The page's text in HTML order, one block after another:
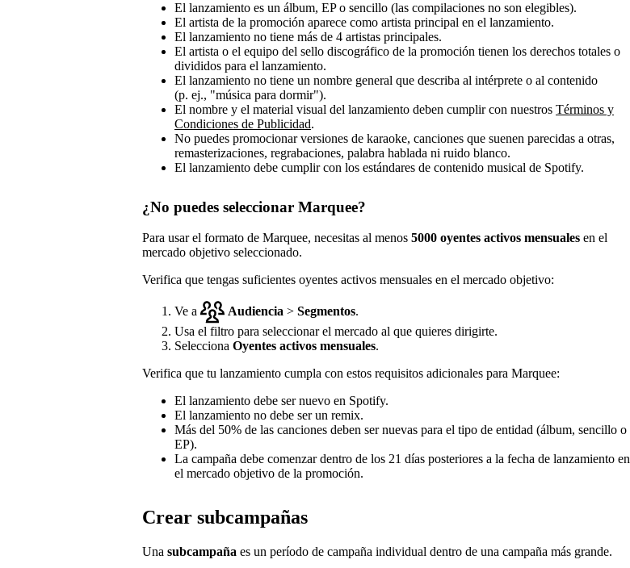
El lanzamiento es un álbum, EP o sencillo (las compilaciones no son elegibles).
El artista de la promoción aparece como artista principal en el lanzamiento.
El lanzamiento no tiene más de 4 artistas principales.
El artista o el equipo del sello discográfico de la promoción tienen los derechos totales o
divididos para el lanzamiento.
El lanzamiento no tiene un nombre general que describa al intérprete o al contenido
(p. ej., "música para dormir").
El nombre y el material visual del lanzamiento deben cumplir con nuestros Términos y
Condiciones de Publicidad.
No puedes promocionar versiones de karaoke, canciones que suenen parecidas a otras,
remasterizaciones, regrabaciones, palabra hablada ni ruido blanco.
El lanzamiento debe cumplir con los estándares de contenido musical de Spotify.
¿No puedes seleccionar Marquee?
Para usar el formato de Marquee, necesitas al menos 5000 oyentes activos mensuales en el
mercado objetivo seleccionado.
Verifica que tengas suficientes oyentes activos mensuales en el mercado objetivo:
Ve a Audiencia > Segmentos.
Usa el filtro para seleccionar el mercado al que quieres dirigirte.
Selecciona Oyentes activos mensuales.
Verifica que tu lanzamiento cumpla con estos requisitos adicionales para Marquee:
El lanzamiento debe ser nuevo en Spotify.
El lanzamiento no debe ser un remix.
Más del 50% de las canciones deben ser nuevas para el tipo de entidad (álbum, sencillo o
EP).
La campaña debe comenzar dentro de los 21 días posteriores a la fecha de lanzamiento en
el mercado objetivo de la promoción.
Crear subcampañas
Una subcampaña es un período de campaña individual dentro de una campaña más grande.